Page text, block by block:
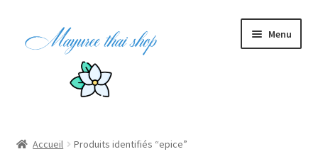
Menu
Accueil Produits identifiés “epice”